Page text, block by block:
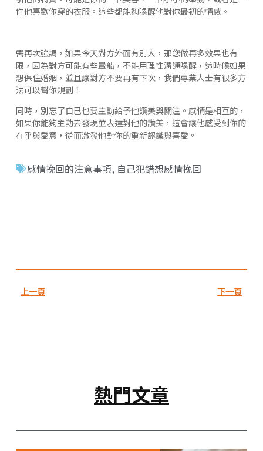
件他喜歡你穿的衣服。這些都能夠喚醒他對你最初的情感。
需再次強調，如果今天對方外面有別人，那您做再多效果也有
限，因為對方可能有些暈船，不能用理性溝通喚醒，這時候如果
想保住婚姻，並且讓對方不要再有下次，我們專業人士有很多方
法可以幫你規劃！
同時，別忘了自己也要主動給予他讚美與關注。感情是相互的，
如果你能夠主動去發現並表達對他的讚美，這會讓他感受到你的
在乎與愛意，從而激發他對你的重新認識與喜愛。
感情挽回的注意事項, 自己犯錯想感情挽回
上一頁 下一頁
熱門文章